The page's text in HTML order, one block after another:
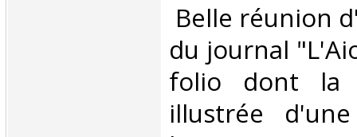
Belle réunion
du journal
folio dont la
illustrée